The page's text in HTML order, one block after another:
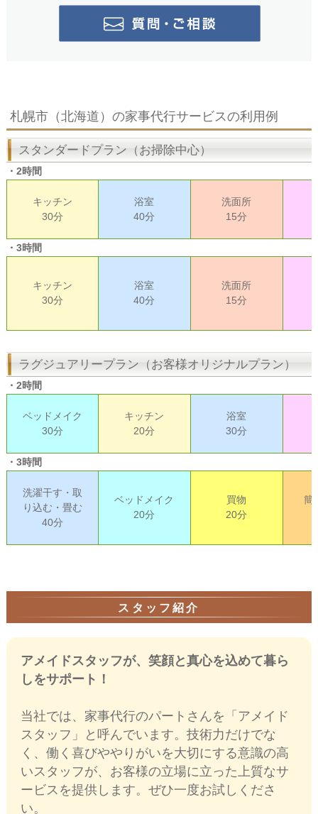
札幌市（北海道）の家事代行サービスの利用例
スタンダードプラン（お掃除中心）
・2時間
キッチン
30分
浴室
40分
洗面所
15分
・3時間
キッチン
30分
浴室
40分
洗面所
15分
ラグジュアリープラン（お客様オリジナルプラン）
・2時間
ベッドメイク
30分
キッチン
20分
浴室
30分
・3時間
洗濯干す・取
り込む・畳む
40分
ベッドメイク
20分
買物
20分
簡
スタッフ紹介
アメイドスタッフが、笑顔と真心を込めて暮ら
しをサポート！
当社では、家事代行のパートさんを「アメイド
スタッフ」と呼んでいます。技術力だけでな
く、働く喜びややりがいを大切にする意識の高
いスタッフが、お客様の立場に立った上質なサ
ービスを提供します。ぜひ一度お試しくださ
い。